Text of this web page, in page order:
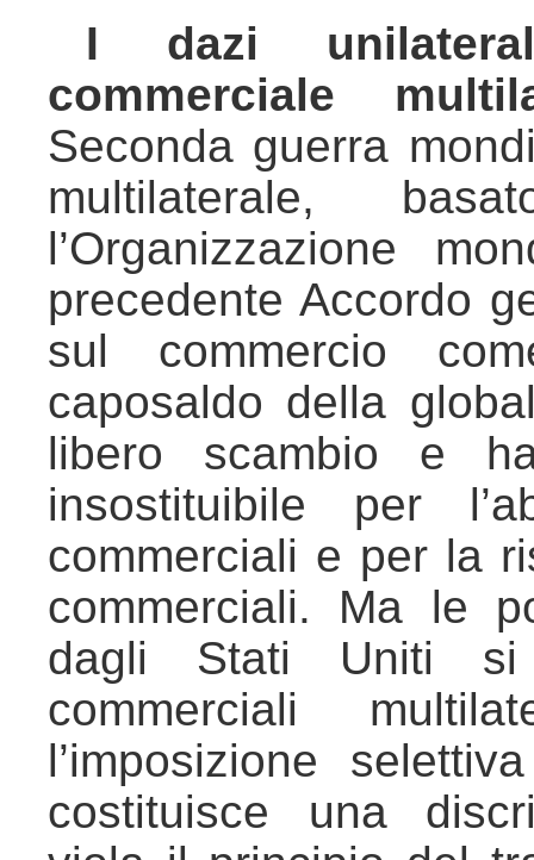
I dazi
commerciale
Seconda guerra
multilaterale,
l’Organizzazione
precedente Accordo
sul commercio
caposaldo della
libero scambio e
insostituibile per
commerciali e per la
commerciali. Ma le
dagli Stati Uniti si
commerciali
l’imposizione
costituisce una